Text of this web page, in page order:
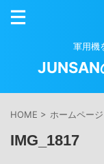
軍用機
JUNSAN
HOME > ホームページ
IMG_1817